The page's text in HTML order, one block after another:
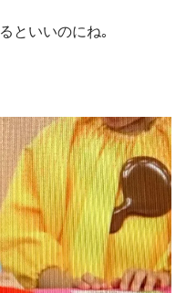
といいのにね｡